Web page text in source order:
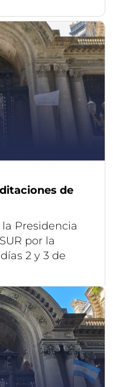
de
Presidencia
por la
2 y 3 de